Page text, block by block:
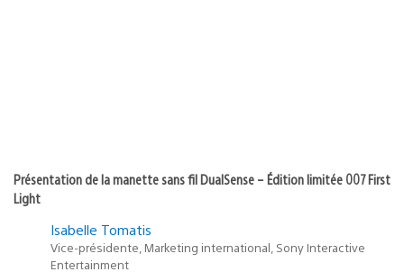
Présentation de la manette sans fil DualSense – Édition limitée 007 First
Light
Isabelle Tomatis
Vice-présidente, Marketing international, Sony Interactive
Entertainment